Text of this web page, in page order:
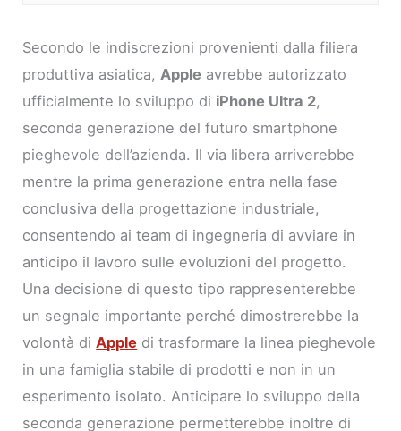
Secondo le indiscrezioni provenienti dalla filiera
produttiva asiatica,Apple avrebbe autorizzato
ufficialmente lo sviluppo di iPhone Ultra 2,
seconda generazione del futuro smartphone
pieghevole dell’azienda. Il via libera arriverebbe
mentre la prima generazione entra nella fase
conclusiva della progettazione industriale,
consentendo ai team di ingegneria di avviare in
anticipo il lavoro sulle evoluzioni del progetto.
Una decisione di questo tipo rappresenterebbe
un segnale importante perché dimostrerebbe la
volontà diApple di trasformare la linea pieghevole
in una famiglia stabile di prodotti e non in un
esperimento isolato. Anticipare lo sviluppo della
seconda generazione permetterebbe inoltre di